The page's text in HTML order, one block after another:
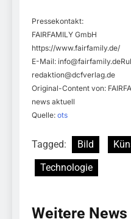
Pressekontakt:
FAIRFAMILY GmbH
https://www.fairfamily.de/
E-Mail:
redaktion@dcfverlag.de
Original-Content von:
news aktuell
Quelle: ots
Tagged: Bild
Technologie
Weitere News